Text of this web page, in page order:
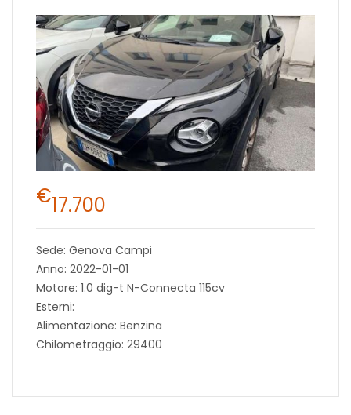
€17.700
Sede: Genova Campi
Anno: 2022-01-01
Motore: 1.0 dig-t N-Connecta 115cv
Esterni:
Alimentazione: Benzina
Chilometraggio: 29400